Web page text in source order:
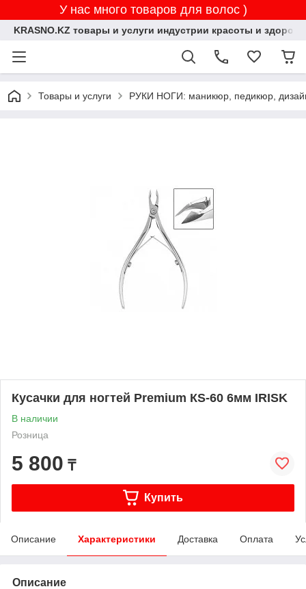
У нас много товаров для волос )
KRASNO.KZ товары и услуги индустрии красоты и
Товары и услуги РУКИ НОГИ: маникюр, педикюр,
Кусачки для ногтей Premium КS-60 6мм IRISK
В наличии
Розница
5 800 ₸
Купить
Описание Характеристики Доставка Оплата
Описание